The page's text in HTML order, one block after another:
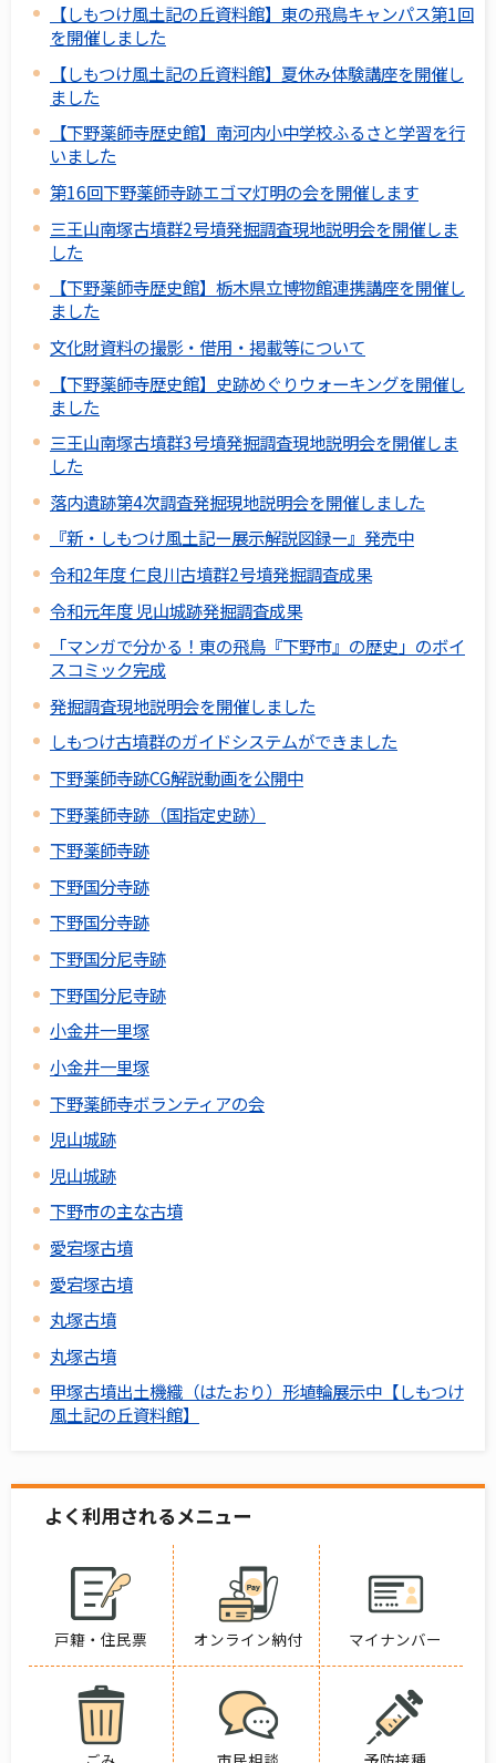
【しもつけ風土記の丘資料館】東の飛鳥キャンパス第1回
を開催しました
【しもつけ風土記の丘資料館】夏休み体験講座を開催し
ました
【下野薬師寺歴史館】南河内小中学校ふるさと学習を行
いました
第16回下野薬師寺跡エゴマ灯明の会を開催します
三王山南塚古墳群2号墳発掘調査現地説明会を開催しま
した
【下野薬師寺歴史館】栃木県立博物館連携講座を開催し
ました
文化財資料の撮影・借用・掲載等について
【下野薬師寺歴史館】史跡めぐりウォーキングを開催し
ました
三王山南塚古墳群3号墳発掘調査現地説明会を開催しま
した
落内遺跡第4次調査発掘現地説明会を開催しました
『新・しもつけ風土記ー展示解説図録ー』発売中
令和2年度 仁良川古墳群2号墳発掘調査成果
令和元年度 児山城跡発掘調査成果
「マンガで分かる！東の飛鳥『下野市』の歴史」のボイ
スコミック完成
発掘調査現地説明会を開催しました
しもつけ古墳群のガイドシステムができました
下野薬師寺跡CG解説動画を公開中
下野薬師寺跡（国指定史跡）
下野薬師寺跡
下野国分寺跡
下野国分寺跡
下野国分尼寺跡
下野国分尼寺跡
小金井一里塚
小金井一里塚
下野薬師寺ボランティアの会
児山城跡
児山城跡
下野市の主な古墳
愛宕塚古墳
愛宕塚古墳
丸塚古墳
丸塚古墳
甲塚古墳出土機織（はたおり）形埴輪展示中【しもつけ
風土記の丘資料館】
よく利用されるメニュー
戸籍・住民票 オンライン納付 マイナンバー